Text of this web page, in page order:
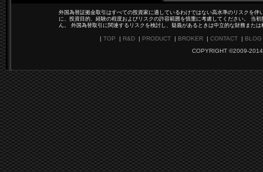
外国為替証拠金取引はすべての投資家に適しているわけではない高水準のリスクを
に、投資目的、経験の程度およびリスクの許容範囲を慎重に考慮してください。 当
ん。 外国為替取引に関連するリスクを検討し、疑義があるときは中立的な財務また
| TOP | R&D| PRODUCT| BROKER| CONTACT| BLOG
COPYRIGHT ©2009-